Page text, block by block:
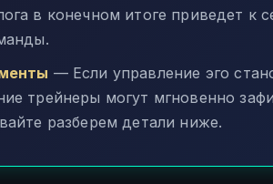
в конечном итоге приведет к
— Если управление эго
трейнеры могут мгновенно
разберем детали ниже.